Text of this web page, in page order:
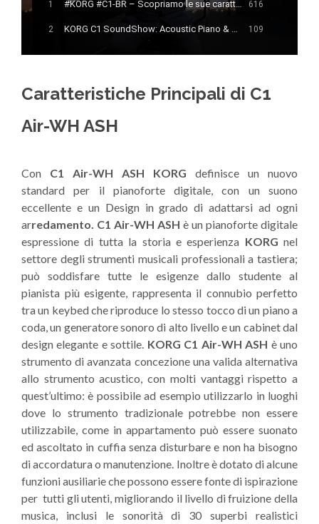
1 #KORG #C1-BR – Scopriamo le sue caratteristiche! 616
2 KORG C1 SoundShow: Acoustic Piano & Strings in Layer 109
3 Con #KORG #C1-BR – La sala da concerto è in casa tua! 126
6 KORG C1 SoundShow - Parte Terza
Caratteristiche Principali di C1
Air-WH ASH
Con C1 Air-WH ASH KORG definisce un nuovo
standard per il pianoforte digitale, con un suono
eccellente e un Design in grado di adattarsi ad ogni
arredamento. C1 Air-WH ASH è un pianoforte digitale
espressione di tutta la storia e esperienza KORG nel
settore degli strumenti musicali professionali a tastiera;
può soddisfare tutte le esigenze dallo studente al
pianista più esigente, rappresenta il connubio perfetto
tra un keybed che riproduce lo stesso tocco di un piano a
coda, un generatore sonoro di alto livello e un cabinet dal
design elegante e sottile. KORG C1 Air-WH ASH è uno
strumento di avanzata concezione una valida alternativa
allo strumento acustico, con molti vantaggi rispetto a
quest’ultimo: è possibile ad esempio utilizzarlo in luoghi
dove lo strumento tradizionale potrebbe non essere
utilizzabile, come in appartamento può essere suonato
ed ascoltato in cuffia senza disturbare e non ha bisogno
di accordatura o manutenzione. Inoltre è dotato di alcune
funzioni ausiliarie che possono essere fonte di ispirazione
per tutti gli utenti, migliorando il livello di fruizione della
musica, inclusi le sonorità di 30 superbi realistici